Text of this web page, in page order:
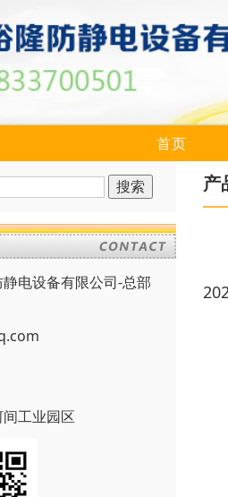
首页
电设备有限公司-总部
工业园区
产